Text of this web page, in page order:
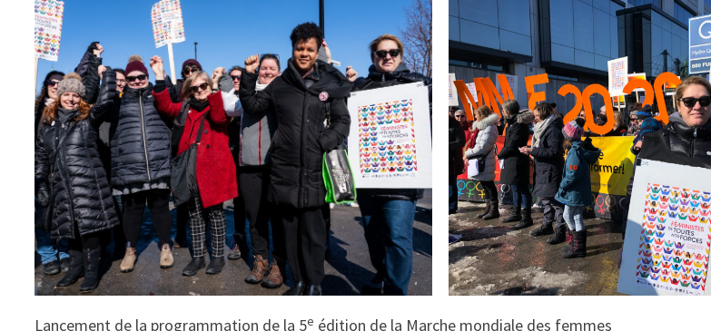
Lancement de la programmation de la 5e édition de la Marche mondiale des femmes